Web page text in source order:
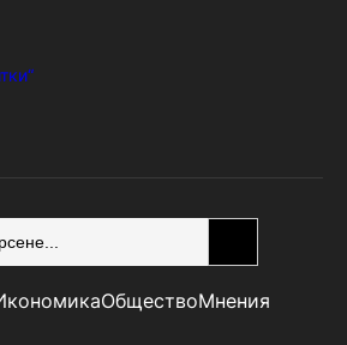
ОбществоМнения